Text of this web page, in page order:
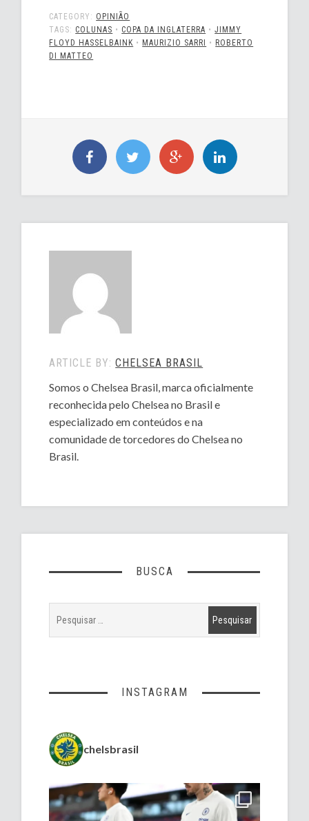
CATEGORY: OPINIÃO
TAGS: COLUNAS • COPA DA INGLATERRA •JIMMY
FLOYD HASSELBAINK • MAURIZIO SARRI • ROBERTO
DI MATTEO
ARTICLE BY:CHELSEA BRASIL
Somos o Chelsea Brasil, marca oficialmente
reconhecida pelo Chelsea no Brasil e
especializado em conteúdos e na
comunidade de torcedores do Chelsea no
Brasil.
BUSCA
INSTAGRAM
chelsbrasil